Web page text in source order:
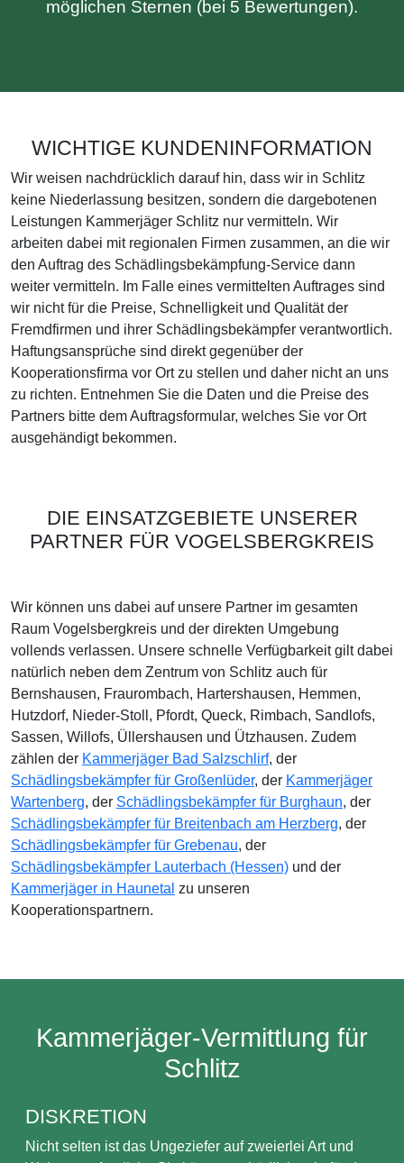
möglichen Sternen (bei 5 Bewertungen).
WICHTIGE KUNDENINFORMATION
Wir weisen nachdrücklich darauf hin, dass wir in Schlitz
keine Niederlassung besitzen, sondern die dargebotenen
Leistungen Kammerjäger Schlitz nur vermitteln. Wir
arbeiten dabei mit regionalen Firmen zusammen, an die wir
den Auftrag des Schädlingsbekämpfung-Service dann
weiter vermitteln. Im Falle eines vermittelten Auftrages sind
wir nicht für die Preise, Schnelligkeit und Qualität der
Fremdfirmen und ihrer Schädlingsbekämpfer verantwortlich.
Haftungsansprüche sind direkt gegenüber der
Kooperationsfirma vor Ort zu stellen und daher nicht an uns
zu richten. Entnehmen Sie die Daten und die Preise des
Partners bitte dem Auftragsformular, welches Sie vor Ort
ausgehändigt bekommen.
DIE EINSATZGEBIETE UNSERER
PARTNER FÜR VOGELSBERGKREIS
Wir können uns dabei auf unsere Partner im gesamten
Raum Vogelsbergkreis und der direkten Umgebung
vollends verlassen. Unsere schnelle Verfügbarkeit gilt dabei
natürlich neben dem Zentrum von Schlitz auch für
Bernshausen, Fraurombach, Hartershausen, Hemmen,
Hutzdorf, Nieder-Stoll, Pfordt, Queck, Rimbach, Sandlofs,
Sassen, Willofs, Üllershausen und Ützhausen. Zudem
zählen der Kammerjäger Bad Salzschlirf, der
Schädlingsbekämpfer für Großenlüder, der Kammerjäger
Wartenberg, der Schädlingsbekämpfer für Burghaun, der
Schädlingsbekämpfer für Breitenbach am Herzberg, der
Schädlingsbekämpfer für Grebenau, der
Schädlingsbekämpfer Lauterbach (Hessen) und der
Kammerjäger in Haunetal zu unseren
Kooperationspartnern.
Kammerjäger-Vermittlung für
Schlitz
DISKRETION
Nicht selten ist das Ungeziefer auf zweierlei Art und